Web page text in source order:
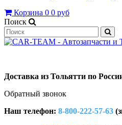
Корзина 0 0 руб
Поиск
Доставка из Тольятти по
Обратный звонок
Наш телефон: 8-800-222-57-63